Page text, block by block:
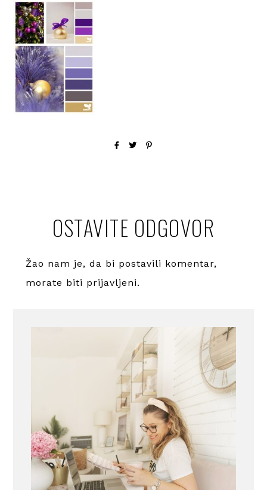
OSTAVITE ODGOVOR
Žao nam je, da bi postavili komentar,
morate biti prijavljeni.